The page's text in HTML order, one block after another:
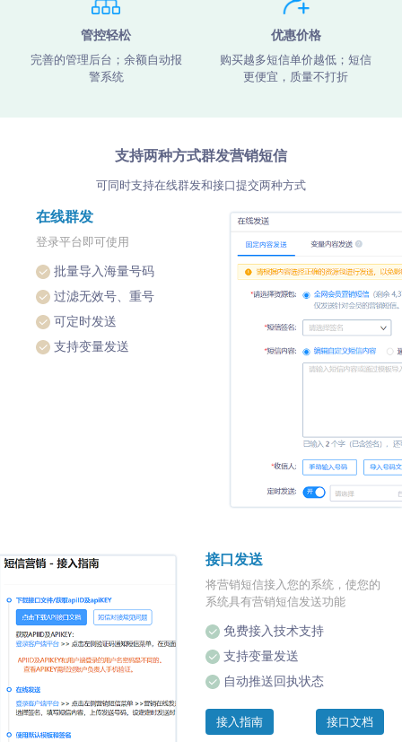
管控轻松
完善的管理后台；余额自动报
警系统
优惠价格
购买越多短信单价越低；短信
更便宜，质量不打折
支持两种方式群发营销短信
可同时支持在线群发和接口提交两种方式
在线群发
登录平台即可使用
批量导入海量号码
过滤无效号、重号
可定时发送
支持变量发送
接口发送
将营销短信接入您的系统，使您的
系统具有营销短信发送功能
免费接入技术支持
支持变量发送
自动推送回执状态
接入指南 接口文档